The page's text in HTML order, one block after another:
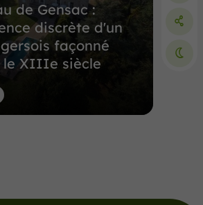
de Gensac :
discrète d'un
façonné
le XIIIe siècle